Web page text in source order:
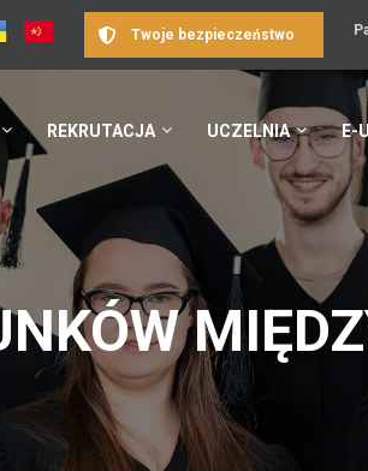
Twoje bezpieczeństwo
REKRUTACJA UCZELNIA E-